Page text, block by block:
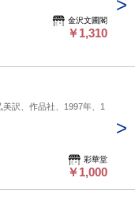
金沢文圃閣
￥1,310
訳、作品社、1997年、1
彩華堂
￥1,000